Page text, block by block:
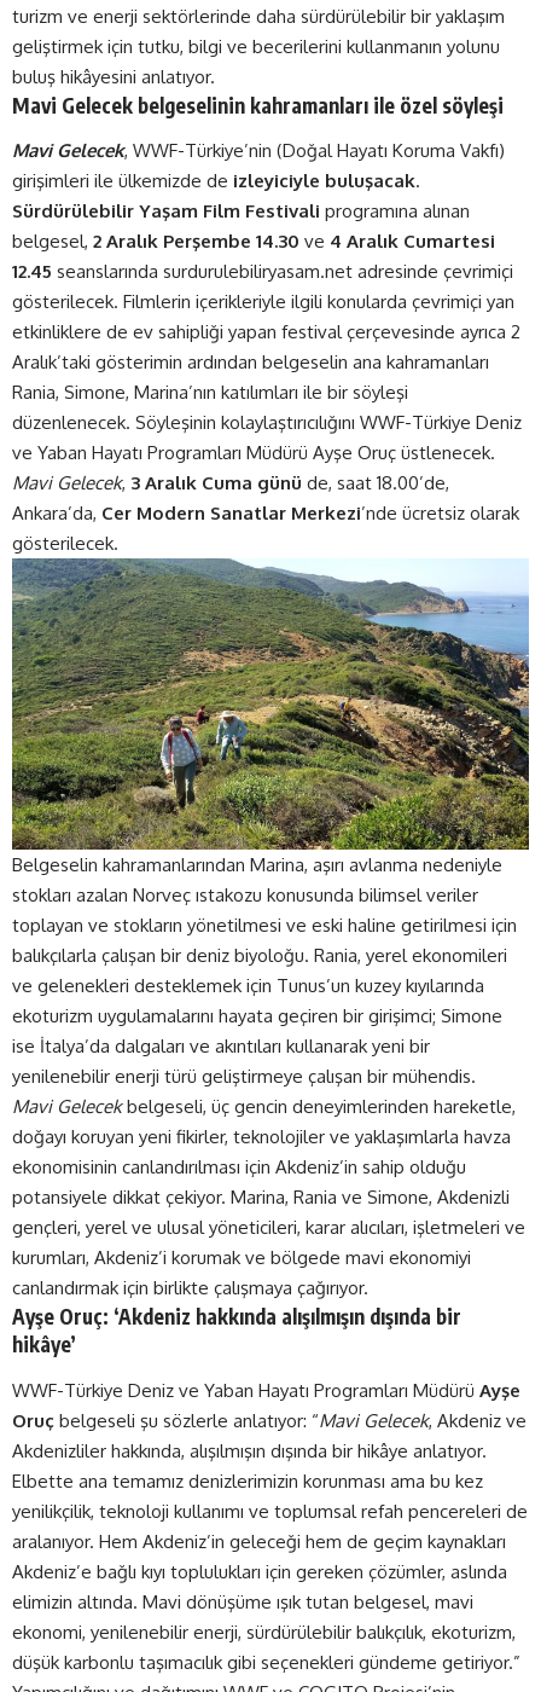
turizm ve enerji sektörlerinde daha sürdürülebilir bir yaklaşım
geliştirmek için tutku, bilgi ve becerilerini kullanmanın yolunu
buluş hikâyesini anlatıyor.
Mavi Gelecek belgeselinin kahramanları ile özel söyleşi
Mavi Gelecek, WWF-Türkiye’nin (Doğal Hayatı Koruma Vakfı)
girişimleri ile ülkemizde de izleyiciyle buluşacak.
Sürdürülebilir Yaşam Film Festivali programına alınan
belgesel, 2 Aralık Perşembe 14.30 ve 4 Aralık Cumartesi
12.45 seanslarında surdurulebiliryasam.net adresinde çevrimiçi
gösterilecek. Filmlerin içerikleriyle ilgili konularda çevrimiçi yan
etkinliklere de ev sahipliği yapan festival çerçevesinde ayrıca 2
Aralık’taki gösterimin ardından belgeselin ana kahramanları
Rania, Simone, Marina’nın katılımları ile bir söyleşi
düzenlenecek. Söyleşinin kolaylaştırıcılığını WWF-Türkiye Deniz
ve Yaban Hayatı Programları Müdürü Ayşe Oruç üstlenecek.
Mavi Gelecek, 3 Aralık Cuma günü de, saat 18.00’de,
Ankara’da, Cer Modern Sanatlar Merkezi’nde ücretsiz olarak
gösterilecek.
Belgeselin kahramanlarından Marina, aşırı avlanma nedeniyle
stokları azalan Norveç ıstakozu konusunda bilimsel veriler
toplayan ve stokların yönetilmesi ve eski haline getirilmesi için
balıkçılarla çalışan bir deniz biyoloğu. Rania, yerel ekonomileri
ve gelenekleri desteklemek için Tunus’un kuzey kıyılarında
ekoturizm uygulamalarını hayata geçiren bir girişimci; Simone
ise İtalya’da dalgaları ve akıntıları kullanarak yeni bir
yenilenebilir enerji türü geliştirmeye çalışan bir mühendis.
Mavi Gelecekbelgeseli, üç gencin deneyimlerinden hareketle,
doğayı koruyan yeni fikirler, teknolojiler ve yaklaşımlarla havza
ekonomisinin canlandırılması için Akdeniz’in sahip olduğu
potansiyele dikkat çekiyor. Marina, Rania ve Simone, Akdenizli
gençleri, yerel ve ulusal yöneticileri, karar alıcıları, işletmeleri ve
kurumları, Akdeniz’i korumak ve bölgede mavi ekonomiyi
canlandırmak için birlikte çalışmaya çağırıyor.
Ayşe Oruç: ‘Akdeniz hakkında alışılmışın dışında bir
hikâye’
WWF-Türkiye Deniz ve Yaban Hayatı Programları Müdürü Ayşe
Oruç belgeseli şu sözlerle anlatıyor: “Mavi Gelecek, Akdeniz ve
Akdenizliler hakkında, alışılmışın dışında bir hikâye anlatıyor.
Elbette ana temamız denizlerimizin korunması ama bu kez
yenilikçilik, teknoloji kullanımı ve toplumsal refah pencereleri de
aralanıyor. Hem Akdeniz’in geleceği hem de geçim kaynakları
Akdeniz’e bağlı kıyı toplulukları için gereken çözümler, aslında
elimizin altında. Mavi dönüşüme ışık tutan belgesel, mavi
ekonomi, yenilenebilir enerji, sürdürülebilir balıkçılık, ekoturizm,
düşük karbonlu taşımacılık gibi seçenekleri gündeme getiriyor.”